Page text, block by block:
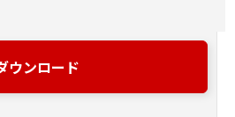
ェアがユーザーの特定の目
であること、もしくは有用
ウンロード